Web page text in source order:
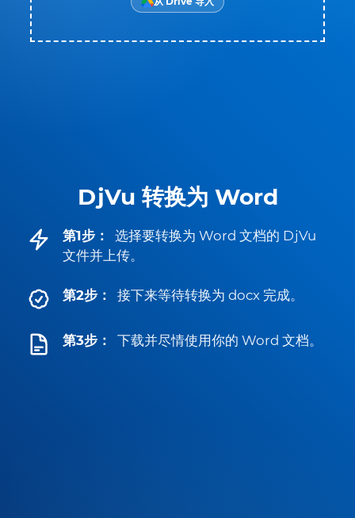
DjVu 转换为 Word
第1步：
选择要转换为 Word 文档的 DjVu
文件并上传。
第2步： 接下来等待转换为 docx 完成。
第3步： 下载并尽情使用你的 Word 文档。